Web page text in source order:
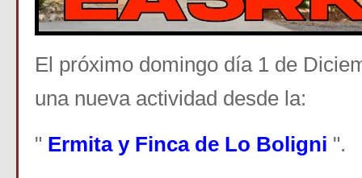
El próximo domingo día 1 de
una nueva actividad desde la:
" Ermita y Finca de Lo Boligni ".